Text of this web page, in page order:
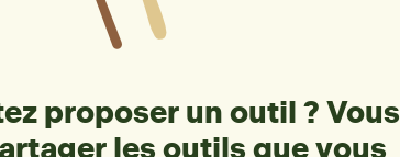
proposer un outil ? Vous